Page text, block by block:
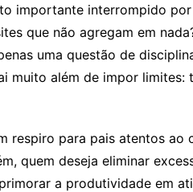
importante interrompido
que não agregam em
uma questão de
muito além de impor
respiro para pais atentos ao
quem deseja eliminar
a produtividade em